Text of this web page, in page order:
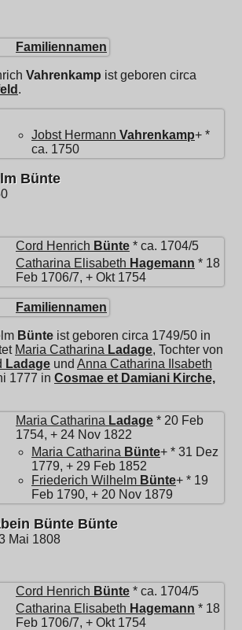
Familiennamen
Vahrenkamp ist geboren circa
.
Jobst Hermann Vahrenkamp+ *
ca. 1750
Bünte
Cord Henrich Bünte * ca. 1704/5
Catharina Elisabeth Hagemann * 18
Feb 1706/7, + Okt 1754
Familiennamen
Bünte ist geboren circa 1749/50 in
Maria Catharina Ladage, Tochter von
Ladage und Anna Catharina Ilsabeth
1777 in Cosmae et Damiani Kirche,
Maria Catharina Ladage * 20 Feb
1754, + 24 Nov 1822
Maria Catharina Bünte+ * 31 Dez
1779, + 29 Feb 1852
Friederich Wilhelm Bünte+ * 19
Feb 1790, + 20 Nov 1879
Bünte Bünte
Mai 1808
Cord Henrich Bünte * ca. 1704/5
Catharina Elisabeth Hagemann * 18
Feb 1706/7, + Okt 1754